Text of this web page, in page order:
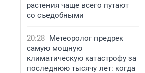
растения чаще всего путают
со съедобными
20:28 Метеоролог предрек
самую мощную
климатическую катастрофу за
последнюю тысячу лет: когда